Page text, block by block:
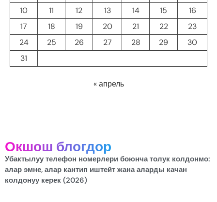
10
11 12 13 14 15
16
17
18 19 20 21 22
23
24
25 26 27 28 29
30
31
« апрель
Окшош блогдор
Убактылуу телефон номерлери боюнча толук колдонмо:
алар эмне, алар кантип иштейт жана аларды качан
колдонуу керек (2026)